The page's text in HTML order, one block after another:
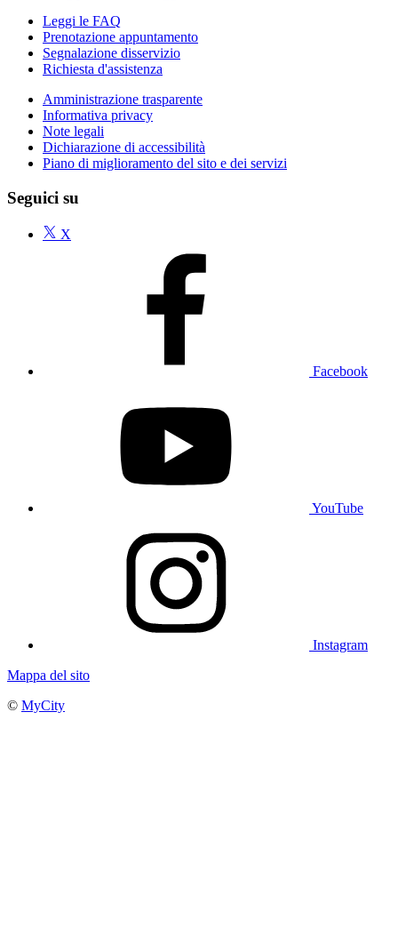
Leggi le FAQ
Prenotazione appuntamento
Segnalazione disservizio
Richiesta d'assistenza
Amministrazione trasparente
Informativa privacy
Note legali
Dichiarazione di accessibilità
Piano di miglioramento del sito e dei servizi
Seguici su
X
Facebook
YouTube
Instagram
Mappa del sito
© MyCity